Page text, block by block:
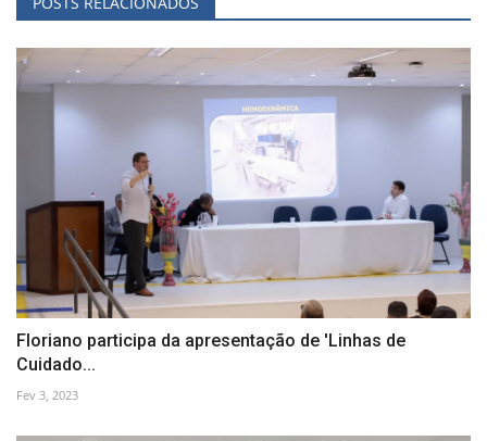
Floriano participa da apresentação de 'Linhas de
Cuidado...
Fev 3, 2023